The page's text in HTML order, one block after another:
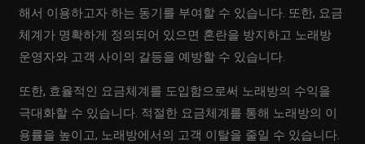
해서 이용하고자 하는 동기를 부여할 수 있습니다. 또한, 요금
체계가 명확하게 정의되어 있으면 혼란을 방지하고 노래방
운영자와 고객 사이의 갈등을 예방할 수 있습니다.
또한, 효율적인 요금체계를 도입함으로써 노래방의 수익을
극대화할 수 있습니다. 적절한 요금체계를 통해 노래방의 이
용률을 높이고, 노래방에서의 고객 이탈을 줄일 수 있습니다.